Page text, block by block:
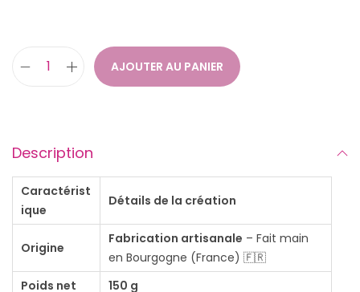
n
i
d
AJOUTER AU PANIER
Description
Caractérist
ique
Détails de la création
Origine
Fabrication artisanale – Fait main
en Bourgogne (France) 🇫🇷
Poids net
150 g